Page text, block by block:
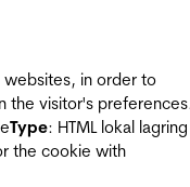
websites, in order to
the visitor's
Type: HTML lokal lagring
the cookie with